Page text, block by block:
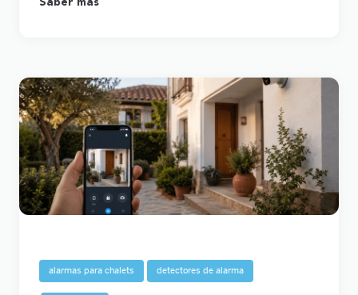
Saber más
alarmas para chalets detectores de alarma